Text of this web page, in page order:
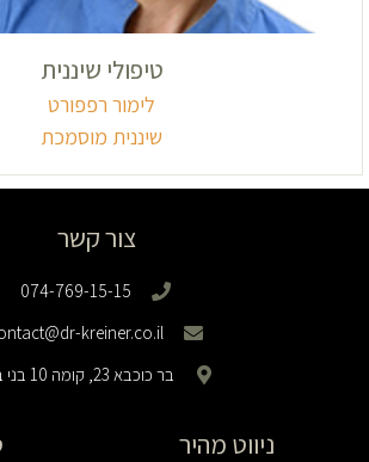
טיפולי שיננית
לימור רפפורט
שיננית מוסמכת
צור קשר
074-769-15-15
kreiner.co.il
בר כוכבא 23, קומה 10 בני ברק
ניווט מהיר